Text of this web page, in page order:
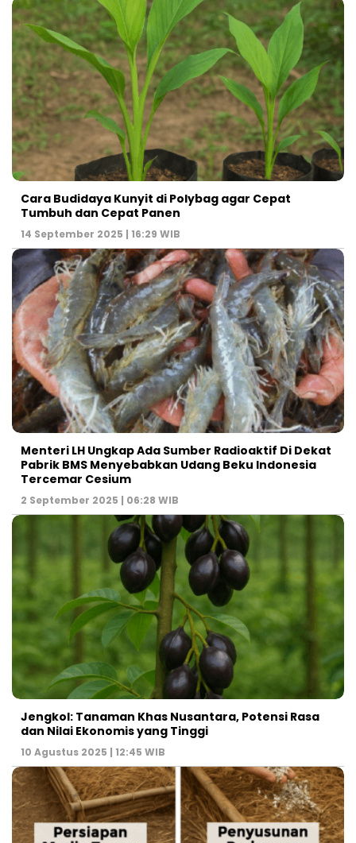
Cara Budidaya Kunyit di Polybag agar Cepat
Tumbuh dan Cepat Panen
14 September 2025 | 16:29 WIB
Menteri LH Ungkap Ada Sumber Radioaktif Di Dekat
Pabrik BMS Menyebabkan Udang Beku Indonesia
Tercemar Cesium
2 September 2025 | 06:28 WIB
Jengkol: Tanaman Khas Nusantara, Potensi Rasa
dan Nilai Ekonomis yang Tinggi
10 Agustus 2025 | 12:45 WIB